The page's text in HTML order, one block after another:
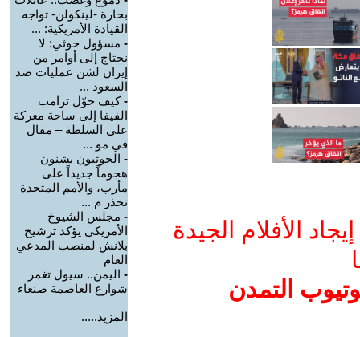
الأفلام الجيدة
التمدن
بحارة -لينكولن- تواجه
القيادة الأمريكية: ...
- مسؤول حوثي: لا
نحتاج إلى أوامر من
إيران لشن عمليات ضد
السعود ...
-كيف حوّل ترامب
الفيفا إلى ساحة معركة
على السلطة – مقال
في مو ...
- الحوثيون يشنون
هجوماً جديداً على
مأرب، والأمم المتحدة
تحذر م ...
- مجلس الشيوخ
الأمريكي يؤكد ترشيح
بلانش لمنصب المدعي
العام
- اليمن.. سيول تغمر
شوارع العاصمة صنعاء
المزيد.....